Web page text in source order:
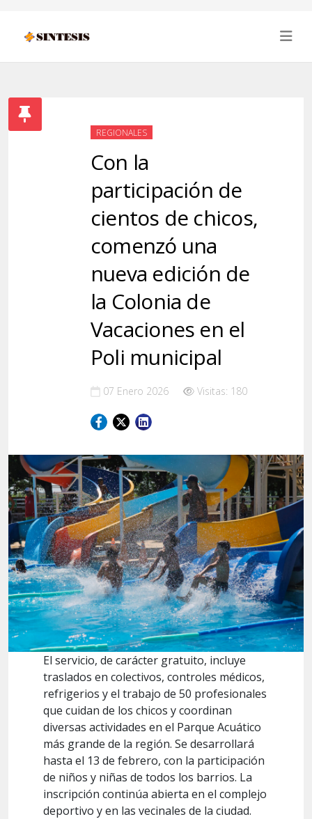
REGIONALES
Con la
participación de
cientos de chicos,
comenzó una
nueva edición de
la Colonia de
Vacaciones en el
Poli municipal
07 Enero 2026 Visitas: 180
El servicio, de carácter gratuito, incluye
traslados en colectivos, controles médicos,
refrigerios y el trabajo de 50 profesionales
que cuidan de los chicos y coordinan
diversas actividades en el Parque Acuático
más grande de la región. Se desarrollará
hasta el 13 de febrero, con la participación
de niños y niñas de todos los barrios. La
inscripción continúa abierta en el complejo
deportivo y en las vecinales de la ciudad.